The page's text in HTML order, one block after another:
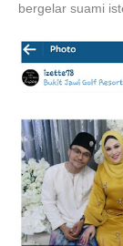
bergelar suami